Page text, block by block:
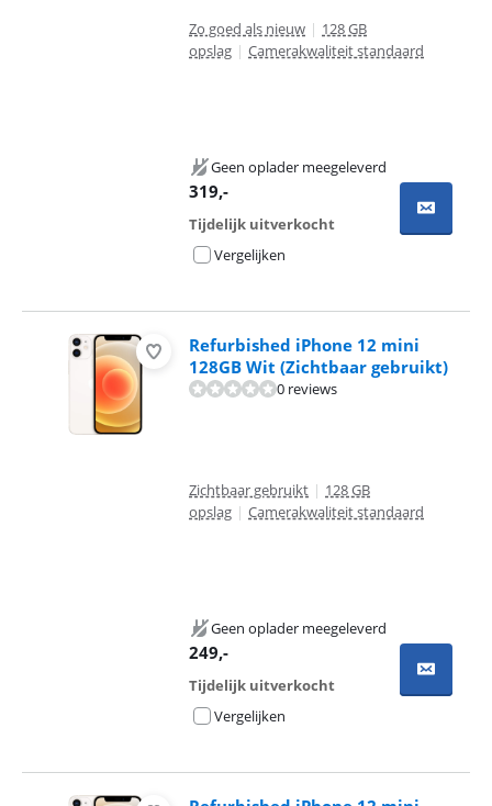
Zo goed als nieuw | 128 GB
opslag | Camerakwaliteit standaard
Geen oplader meegeleverd
319,-
Tijdelijk uitverkocht
Vergelijken
Refurbished iPhone 12 mini
128GB Wit (Zichtbaar gebruikt)
0 reviews
Zichtbaar gebruikt | 128 GB
opslag | Camerakwaliteit standaard
Geen oplader meegeleverd
249,-
Tijdelijk uitverkocht
Vergelijken